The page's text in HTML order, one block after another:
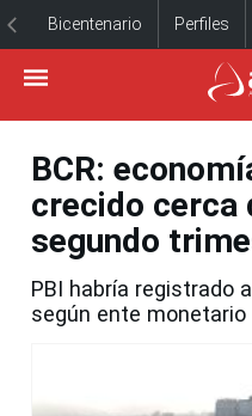
Bicentenario Perfiles
BCR:
crecido cerca
segundo
PBI habría registrado
según ente monetario